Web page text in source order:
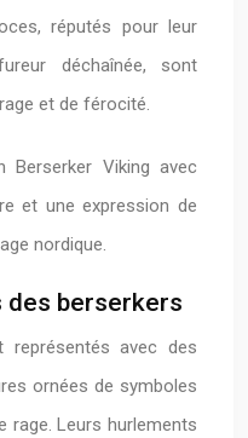
réputés pour leur
déchaînée, sont
et de férocité.
des berserkers
représentés avec des
ornées de symboles
rage. Leurs hurlements